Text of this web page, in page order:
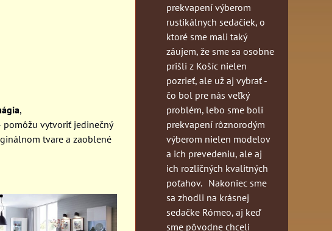
,
pomôžu vytvoriť jedinečný
tvare a zaoblené
prekvapení výberom
rustikálnych sedačiek, o
ktoré sme mali taký
záujem, že sme sa osobne
prišli z Košíc nielen
pozrieť, ale už aj vybrať -
čo bol pre nás veľký
problém, lebo sme boli
prekvapení rôznorodým
výberom nielen modelov
a ich prevedeniu, ale aj
ich rozličných kvalitných
poťahov. Nakoniec sme
sa zhodli na krásnej
sedačke Rómeo, aj keď
sme pôvodne chceli